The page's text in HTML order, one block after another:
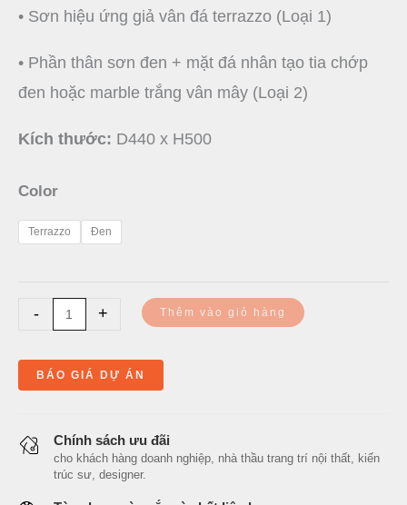
• Sơn hiệu ứng giả vân đá terrazzo (Loại 1)
• Phần thân sơn đen + mặt đá nhân tạo tia chớp
đen hoặc marble trắng vân mây (Loại 2)
Kích thước: D440 x H500
Color
Terrazzo Đen
- + Thêm vào giỏ hàng
BÁO GIÁ DỰ ÁN
Chính sách ưu đãi
cho khách hàng doanh nghiệp, nhà thầu trang trí nội thất, kiến
trúc sư, designer.